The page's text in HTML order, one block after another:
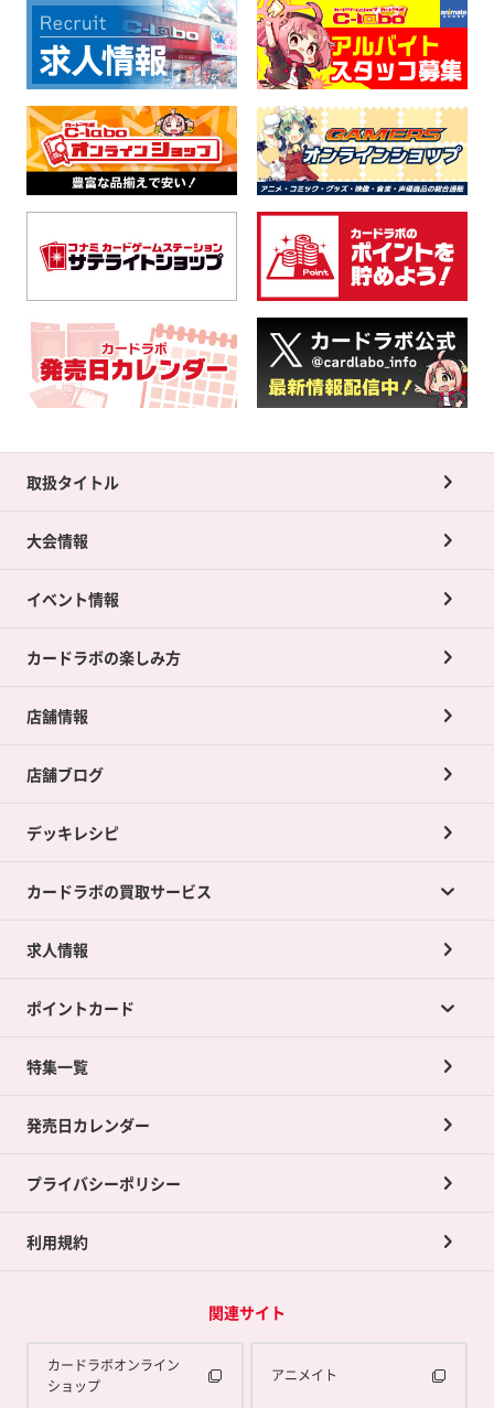
取扱タイトル
大会情報
イベント情報
カードラボの楽しみ方
店舗情報
店舗ブログ
デッキレシピ
カードラボの買取サービス
カードラボの買取サービスTOP
店舗買取について
ネット買取について
買取承諾書について
求人情報
ポイントカード
ポイントカードTOP
ポイント交換景品
特集一覧
発売日カレンダー
プライバシーポリシー
利用規約
関連サイト
カードラボオンライン
ショップ
アニメイト